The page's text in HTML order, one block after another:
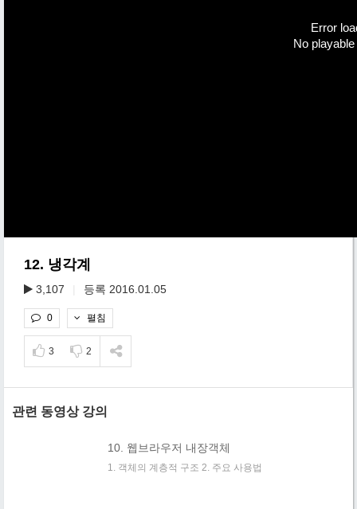
Error
No
12. 냉각계
3,107 등록 2016.01.05
0 펼침
3 2
관련 동영상 강의
10. 웹브라우저 내장객체
1. 객체의 계층적 구조 2. 주요 사용법